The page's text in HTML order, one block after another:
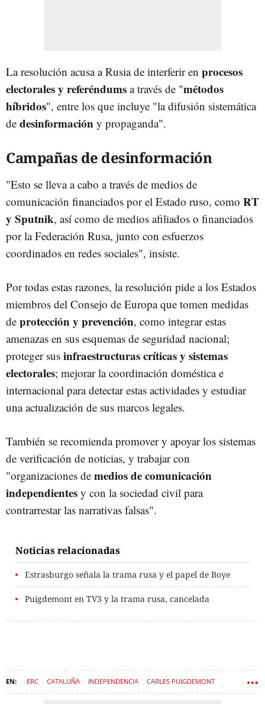
La resolución acusa a Rusia de interferir en procesos
electorales y referéndums a través de "métodos
híbridos", entre los que incluye "la difusión sistemática
de desinformación y propaganda".
Campañas de desinformación
"Esto se lleva a cabo a través de medios de
comunicación financiados por el Estado ruso, como RT
y Sputnik, así como de medios afiliados o financiados
por la Federación Rusa, junto con esfuerzos
coordinados en redes sociales", insiste.
Por todas estas razones, la resolución pide a los Estados
miembros del Consejo de Europa que tomen medidas
de protección y prevención, como integrar estas
amenazas en sus esquemas de seguridad nacional;
proteger sus infraestructuras críticas y sistemas
electorales; mejorar la coordinación doméstica e
internacional para detectar estas actividades y estudiar
una actualización de sus marcos legales.
También se recomienda promover y apoyar los sistemas
de verificación de noticias, y trabajar con
"organizaciones de medios de comunicación
independientes y con la sociedad civil para
contrarrestar las narrativas falsas".
Noticias relacionadas
Estrasburgo señala la trama rusa y el papel de Boye
Puigdemont en TV3 y la trama rusa, cancelada
ERC CATALUÑA INDEPENDENCIA CARLES PUIGDEMONT